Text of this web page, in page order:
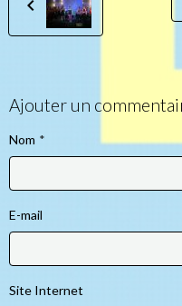
Ajouter un
Nom
E-mail
Site Internet